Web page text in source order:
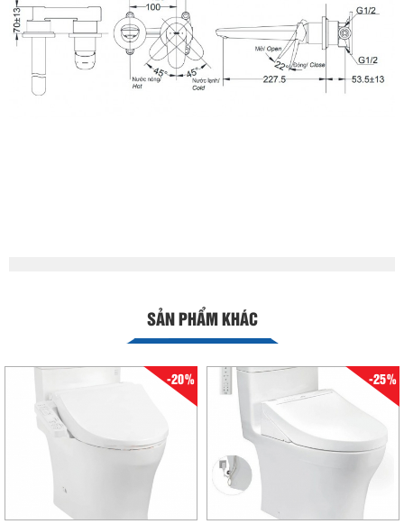
SẢN PHẨM KHÁC
-20% -25%